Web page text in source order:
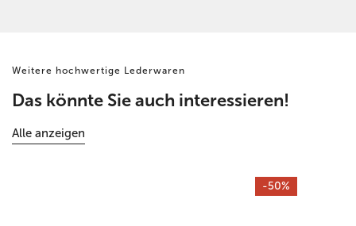
Weitere hochwertige Lederwaren
Das könnte Sie auch interessieren!
Alle anzeigen
Brauner
Leder
-50%